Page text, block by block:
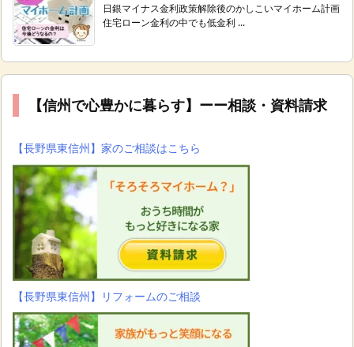
日銀マイナス金利政策解除後のかしこいマイホーム計画
住宅ローン金利の中でも低金利 ...
【信州で心豊かに暮らす】ーー相談・資料請求
【長野県東信州】家のご相談はこちら
【長野県東信州】リフォームのご相談